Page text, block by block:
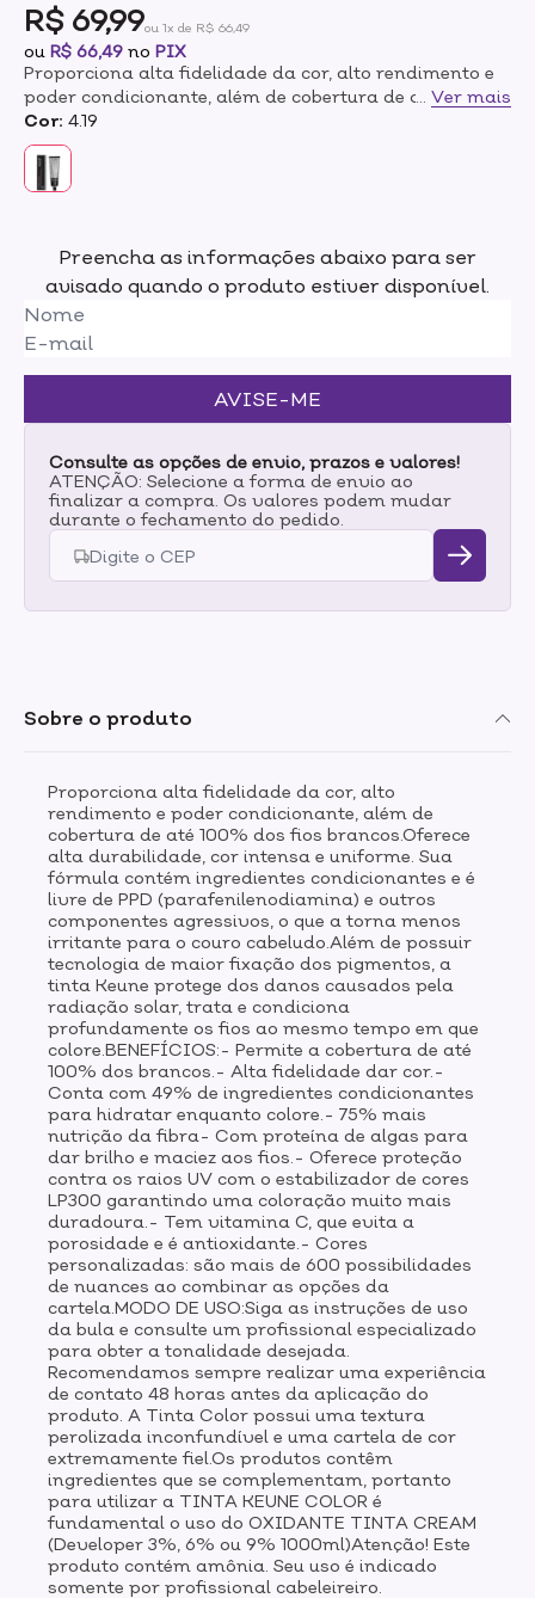
R$ 69,99ou 1x de R$ 66,49
ou R$ 66,49 no PIX
Proporciona alta fidelidade da cor, alto rendimento e
poder condicionante, além de cobertura de até 100%
dos fios brancos.Oferece alta durabilidade, cor intensa
e uniforme. Sua fórmula contém ingredientes
condicionantes e é livre de PPD (parafenilenodiamina)
e outros componentes agressivos, o que a torna
tinta Keune protege dos danos causados pela
radiação solar, trata e condiciona profundamente os
fios ao mesmo tempo em que colore.BENEFÍCIOS:-
Permite a cobertura de até 100% dos brancos.- Alta
mais nutrição da fibra- Com proteína de algas para
dar brilho e maciez aos fios.- Oferece proteção contra
os raios UV com o estabilizador de cores LP300
garantindo uma coloração muito mais duradoura.-
Tem vitamina C, que evita a porosidade e é
antioxidante.- Cores personalizadas: são mais de 600
possibilidades de nuances ao combinar as opções da
cartela.MODO DE USO:Siga as instruções de uso da
extremamente fiel.Os produtos contêm ingredientes
TINTA CREAM (Developer 3%, 6% ou 9%
1000ml)Atenção! Este produto contém amônia. Seu uso
é indicado somente por profissional cabeleireiro.
Ver mais
Cor: 4.19
Preencha as informações abaixo para ser
avisado quando o produto estiver disponível.
AVISE-ME
Consulte as opções de envio, prazos e valores!
ATENÇÃO: Selecione a forma de envio ao
finalizar a compra. Os valores podem mudar
durante o fechamento do pedido.
Sobre o produto
Proporciona alta fidelidade da cor, alto
rendimento e poder condicionante, além de
cobertura de até 100% dos fios brancos.Oferece
alta durabilidade, cor intensa e uniforme. Sua
fórmula contém ingredientes condicionantes e é
livre de PPD (parafenilenodiamina) e outros
componentes agressivos, o que a torna menos
irritante para o couro cabeludo.Além de possuir
tecnologia de maior fixação dos pigmentos, a
tinta Keune protege dos danos causados pela
radiação solar, trata e condiciona
profundamente os fios ao mesmo tempo em que
colore.BENEFÍCIOS:- Permite a cobertura de até
100% dos brancos.- Alta fidelidade dar cor.-
Conta com 49% de ingredientes condicionantes
para hidratar enquanto colore.- 75% mais
nutrição da fibra- Com proteína de algas para
dar brilho e maciez aos fios.- Oferece proteção
contra os raios UV com o estabilizador de cores
LP300 garantindo uma coloração muito mais
duradoura.- Tem vitamina C, que evita a
porosidade e é antioxidante.- Cores
personalizadas: são mais de 600 possibilidades
de nuances ao combinar as opções da
cartela.MODO DE USO:Siga as instruções de uso
da bula e consulte um profissional especializado
para obter a tonalidade desejada.
Recomendamos sempre realizar uma experiência
de contato 48 horas antes da aplicação do
produto. A Tinta Color possui uma textura
perolizada inconfundível e uma cartela de cor
extremamente fiel.Os produtos contêm
ingredientes que se complementam, portanto
para utilizar a TINTA KEUNE COLOR é
fundamental o uso do OXIDANTE TINTA CREAM
(Developer 3%, 6% ou 9% 1000ml)Atenção! Este
produto contém amônia. Seu uso é indicado
somente por profissional cabeleireiro.